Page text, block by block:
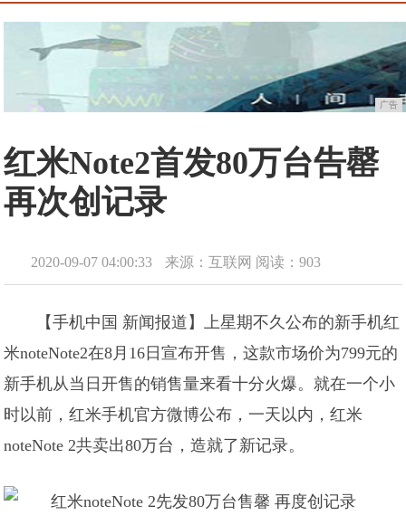
广告
红米Note2首发80万台告罄
再次创记录
2020-09-07 04:00:33 来源：互联网 阅读：903
【手机中国 新闻报道】上星期不久公布的新手机红
米noteNote2在8月16日宣布开售，这款市场价为799元的
新手机从当日开售的销售量来看十分火爆。就在一个小
时以前，红米手机官方微博公布，一天以内，红米
noteNote 2共卖出80万台，造就了新记录。